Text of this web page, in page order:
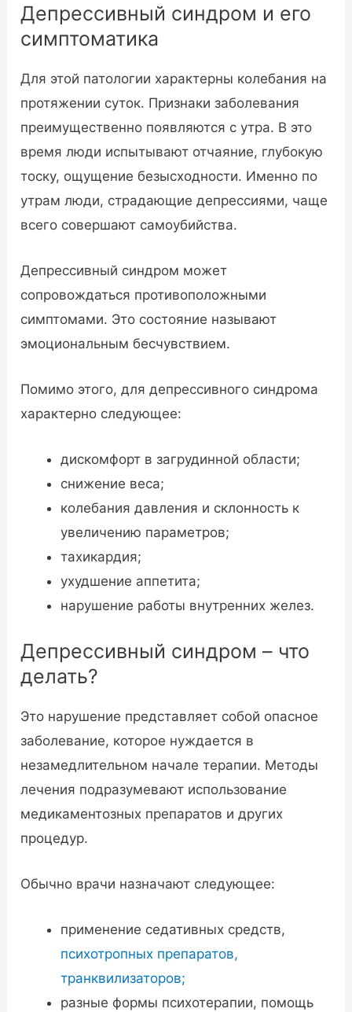
Депрессивный синдром и его
симптоматика
Для этой патологии характерны колебания на
протяжении суток. Признаки заболевания
преимущественно появляются с утра. В это
время люди испытывают отчаяние, глубокую
тоску, ощущение безысходности. Именно по
утрам люди, страдающие депрессиями, чаще
всего совершают самоубийства.
Депрессивный синдром может
сопровождаться противоположными
симптомами. Это состояние называют
эмоциональным бесчувствием.
Помимо этого, для депрессивного синдрома
характерно следующее:
дискомфорт в загрудинной области;
снижение веса;
колебания давления и склонность к
увеличению параметров;
тахикардия;
ухудшение аппетита;
нарушение работы внутренних желез.
Депрессивный синдром – что
делать?
Это нарушение представляет собой опасное
заболевание, которое нуждается в
незамедлительном начале терапии. Методы
лечения подразумевают использование
медикаментозных препаратов и других
процедур.
Обычно врачи назначают следующее:
применение седативных средств,
психотропных препаратов,
транквилизаторов;
разные формы психотерапии, помощь